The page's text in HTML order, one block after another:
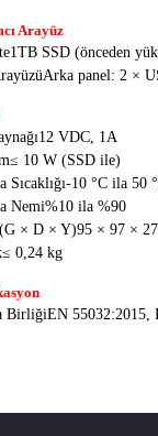
Arayüz
1TB SSD (önceden
Arka panel: 2 ×
12 VDC, 1A
≤ 10 W (SSD ile)
Sıcaklığı-10 °C ila 50
Nemi%10 ila %90
× D × Y)95 × 97 ×
≤ 0,24 kg
BirliğiEN 55032:2015,